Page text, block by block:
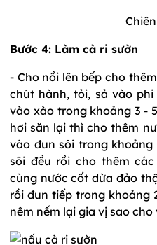
Bước 4: Làm cà ri sườn
- Cho nồi lên bếp cho
chút hành, tỏi, sả vào
vào xào trong khoảng 3 -
hơi săn lại thì cho thêm
vào đun sôi trong
sôi đều rồi cho thêm
cùng nước cốt dừa đảo
rồi đun tiếp trong khoảng
nêm nếm lại gia vị sao